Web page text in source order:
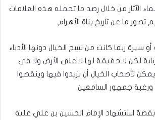
الآثار من خلال رصد ما تحمله هذه العلامات
ما عن تاريخ بناة الأهرام.
أو سيرة ربما كانت من نسج الخيال دونها الأدباء
لكن لا حقيقة لها لا على الأرض ولا في
لأصحاب الخيال أن يزيدوا فيها وينقصوا
ورغبة جمهور السامعين.
بقصة استشهاد الإمام الحسين بن علي عليه